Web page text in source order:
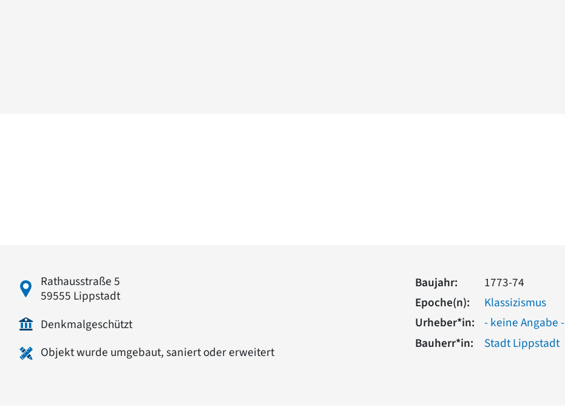
Rathausstraße 5
59555 Lippstadt
Denkmalgeschützt
Objekt wurde umgebaut, saniert oder erweitert
Baujahr:
1773-74
Epoche(n):
Klassizismus
Urheber*in:
- keine Angabe -
Bauherr*in:
Stadt Lippstadt